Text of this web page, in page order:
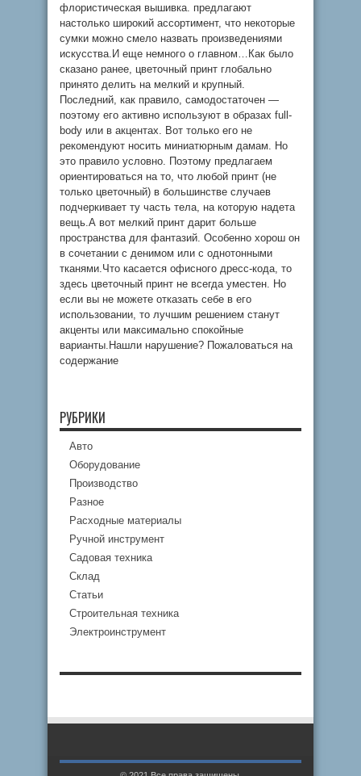
флористическая вышивка. предлагают
настолько широкий ассортимент, что некоторые
сумки можно смело назвать произведениями
искусства.И еще немного о главном…Как было
сказано ранее, цветочный принт глобально
принято делить на мелкий и крупный.
Последний, как правило, самодостаточен —
поэтому его активно используют в образах full-
body или в акцентах. Вот только его не
рекомендуют носить миниатюрным дамам. Но
это правило условно. Поэтому предлагаем
ориентироваться на то, что любой принт (не
только цветочный) в большинстве случаев
подчеркивает ту часть тела, на которую надета
вещь.А вот мелкий принт дарит больше
пространства для фантазий. Особенно хорош он
в сочетании с денимом или с однотонными
тканями.Что касается офисного дресс-кода, то
здесь цветочный принт не всегда уместен. Но
если вы не можете отказать себе в его
использовании, то лучшим решением станут
акценты или максимально спокойные
варианты.Нашли нарушение? Пожаловаться на
содержание
РУБРИКИ
Авто
Оборудование
Производство
Разное
Расходные материалы
Ручной инструмент
Садовая техника
Склад
Статьи
Строительная техника
Электроинструмент